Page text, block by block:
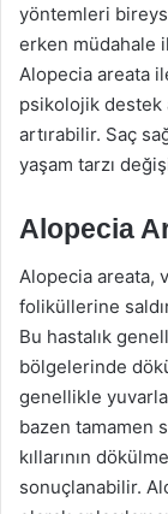
yöntemleri
erken müdahale
Alopecia areata
psikolojik destek
artırabilir. Saç
yaşam tarzı
Alopecia
Alopecia areata,
foliküllerine
Bu hastalık
bölgelerinde
genellikle
bazen tamamen
kıllarının
sonuçlanabilir.